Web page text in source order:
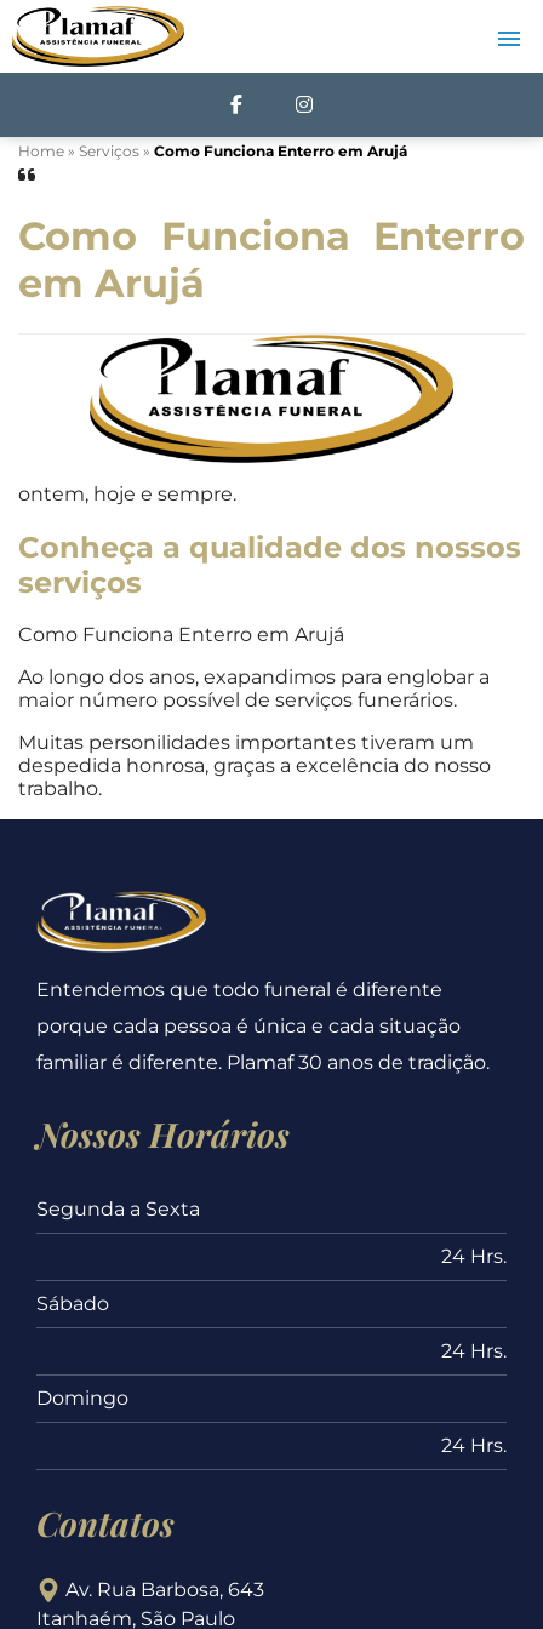
Home » Serviços » Como Funciona Enterro em Arujá
Como Funciona Enterro
em Arujá
ontem, hoje e sempre.
Conheça a qualidade dos nossos
serviços
Como Funciona Enterro em Arujá
Ao longo dos anos, exapandimos para englobar a
maior número possível de serviços funerários.
Muitas personilidades importantes tiveram um
despedida honrosa, graças a excelência do nosso
trabalho.
Entendemos que todo funeral é diferente
porque cada pessoa é única e cada situação
familiar é diferente. Plamaf 30 anos de tradição.
Nossos Horários
Segunda a Sexta
24 Hrs.
Sábado
24 Hrs.
Domingo
24 Hrs.
Contatos
Av. Rua Barbosa, 643
Itanhaém, São Paulo